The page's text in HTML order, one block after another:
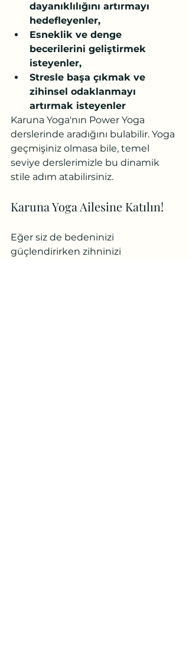
dayanıklılığını artırmayı
hedefleyenler,
Esneklik ve denge
becerilerini geliştirmek
isteyenler,
Stresle başa çıkmak ve
zihinsel odaklanmayı
artırmak isteyenler
Karuna Yoga'nın Power Yoga
derslerinde aradığını bulabilir. Yoga
geçmişiniz olmasa bile, temel
seviye derslerimizle bu dinamik
stile adım atabilirsiniz.
Karuna Yoga Ailesine Katılın!
Eğer siz de bedeninizi
güçlendirirken zihninizi